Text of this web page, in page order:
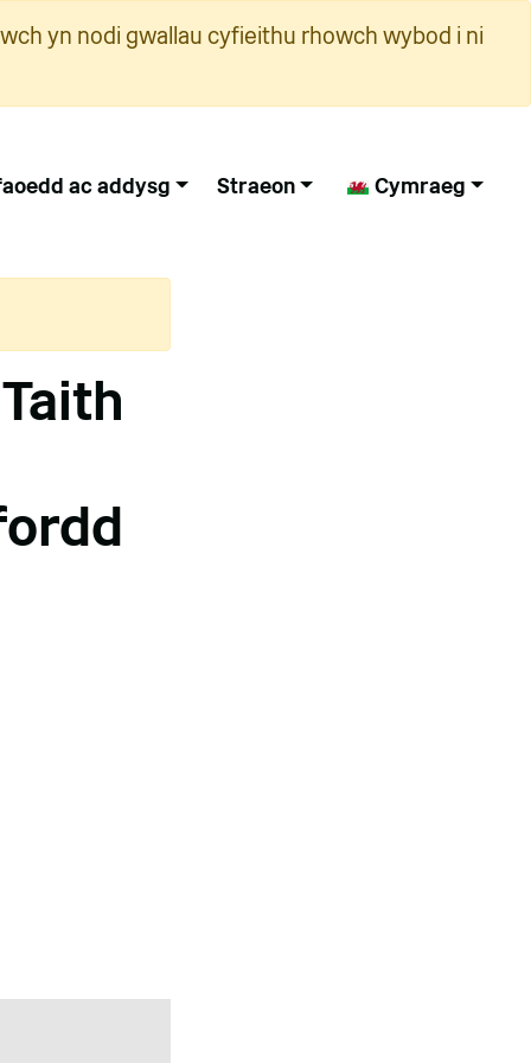
yn nodi gwallau cyfieithu rhowch wybod i ni
ac addysg Straeon Cymraeg